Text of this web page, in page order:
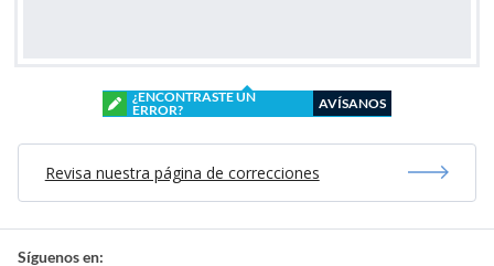
¿ENCONTRASTE UN
ERROR?
AVÍSANOS
Revisa nuestra página de correcciones
Síguenos en: